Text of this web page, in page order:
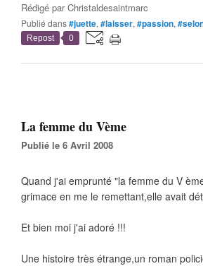
Rédigé parChristaldesaintmarc
Publié dans#juette, #laisser, #passion,
Repost 0
La femme du Vème
Publié le 6 Avril 2008
Quand j'ai emprunté "la femme du V
grimace en me le remettant,elle avait
Et bien moi j'ai adoré !!!
Une histoire très étrange,un roman